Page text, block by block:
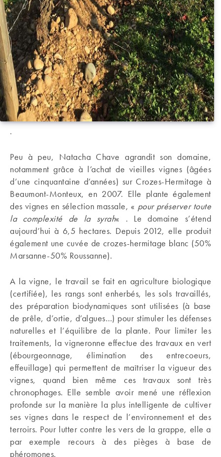
.
Peu à peu, Natacha Chave agrandit son domaine,
notamment grâce à l’achat de vieilles vignes (âgées
d’une cinquantaine d’années) sur Crozes-Hermitage à
Beaumont-Monteux, en 2007. Elle plante également
des vignes en sélection massale, « pour préserver toute
la complexité de la syrah« . Le domaine s’étend
aujourd’hui à 6,5 hectares. Depuis 2012, elle produit
également une cuvée de crozes-hermitage blanc (50%
Marsanne-50% Roussanne).
A la vigne, le travail se fait en agriculture biologique
(certifiée), les rangs sont enherbés, les sols travaillés,
des préparation biodynamiques sont utilisées (à base
de prêle, d’ortie, d’algues…) pour stimuler les défenses
naturelles et l’équilibre de la plante. Pour limiter les
traitements, la vigneronne effectue des travaux en vert
(ébourgeonnage, élimination des entrecoeurs,
effeuillage) qui permettent de maîtriser la vigueur des
vignes, quand bien même ces travaux sont très
chronophages. Elle semble avoir mené une réflexion
profonde sur la manière la plus intelligente de cultiver
ses vignes dans le respect de l’environnement et des
terroirs. Pour lutter contre les vers de la grappe, elle a
par exemple recours à des pièges à base de
phéromones.